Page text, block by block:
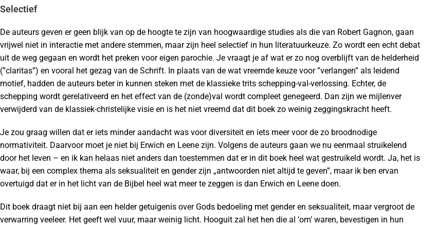
Selectief
De auteurs geven er geen blijk van op de hoogte te zijn van hoogwaardige studies als die van Robert Gagnon, gaan
vrijwel niet in interactie met andere stemmen, maar zijn heel selectief in hun literatuurkeuze. Zo wordt een echt debat
uit de weg gegaan en wordt het preken voor eigen parochie. Je vraagt je af wat er zo nog overblijft van de helderheid
(”claritas”) en vooral het gezag van de Schrift. In plaats van de wat vreemde keuze voor ”verlangen” als leidend
motief, hadden de auteurs beter in kunnen steken met de klassieke trits schepping-val-verlossing. Echter, de
schepping wordt gerelativeerd en het effect van de (zonde)val wordt compleet genegeerd. Dan zijn we mijlenver
verwijderd van de klassiek-christelijke visie en is het niet vreemd dat dit boek zo weinig zeggingskracht heeft.
Je zou graag willen dat er iets minder aandacht was voor diversiteit en iets meer voor de zo broodnodige
normativiteit. Daarvoor moet je niet bij Erwich en Leene zijn. Volgens de auteurs gaan we nu eenmaal struikelend
door het leven – en ik kan helaas niet anders dan toestemmen dat er in dit boek heel wat gestruikeld wordt. Ja, het is
waar, bij een complex thema als seksualiteit en gender zijn „antwoorden niet altijd te geven”, maar ik ben ervan
overtuigd dat er in het licht van de Bijbel heel wat meer te zeggen is dan Erwich en Leene doen.
Dit boek draagt niet bij aan een helder getuigenis over Gods bedoeling met gender en seksualiteit, maar vergroot de
verwarring veeleer. Het geeft wel vuur, maar weinig licht. Hooguit zal het hen die al ‘om’ waren, bevestigen in hun